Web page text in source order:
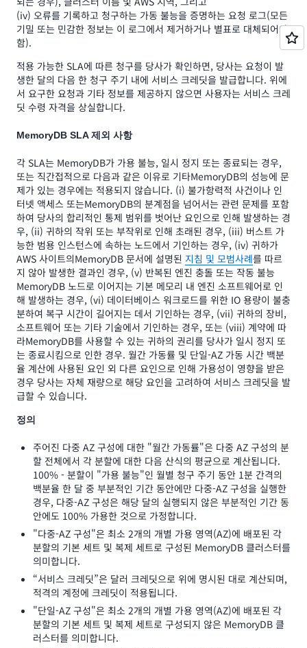
(iv) 오류를 기록하고 청구하는 가동 불능을 증명하는 요청 로그(모든
기밀 또는 민감한 정보는 이 로그에서 제거하거나 별표로 대체되어야
함).
적용 가능한 SLA에 따른 청구를 당사가 확인하면, 당사는 요청이 발
생한 달의 다음 한 청구 주기 내에 서비스 크레딧을 발급합니다. 위에
서 요구한 요청과 기타 정보를 제공하지 않으면 사용자는 서비스 크레
딧 수령 자격을 상실합니다.
MemoryDB SLA 제외 사항
각 SLA는 MemoryDB가 가용 불능, 일시 정지 또는 종료되는 경우,
또는 직간접적으로 다음과 같은 이유로 기타MemoryDB의 성능에 문
제가 있는 경우에는 적용되지 않습니다. (i) 불가항력적 사건이나 인
터넷 액세스 또는MemoryDB의 분계점을 넘어서는 관련 문제를 포함
하여 당사의 합리적인 통제 범위를 벗어난 요인으로 인해 발생하는 경
우, (ii) 귀하의 작위 또는 부작위로 인해 초래된 경우, (iii) 버스트 가
능한 범용 인스턴스에 속하는 노드에서 기인하는 경우, (iv) 귀하가
AWS 사이트의MemoryDB 문서에 설명된 지침 및 모범사례를 따르
지 않아 발생한 결과인 경우, (v) 반복된 엔진 충돌 또는 작동 불능
MemoryDB 노드로 이어지는 기본 메모리 내 엔진 소프트웨어로 인
해 발생하는 경우, (vi) 데이터베이스 워크로드를 위한 IO 용량이 불충
분하여 복구 시간이 길어지는 데서 기인하는 경우, (vii) 귀하의 장비,
소프트웨어 또는 기타 기술에서 기인하는 경우, 또는 (viii) 계약에 따
라MemoryDB를 사용할 수 있는 귀하의 권리를 당사가 일시 정지 또
는 종료시킴으로 인한 경우. 월간 가동률 및 단일-AZ 가동 시간 백분
율 계산에 사용된 요인 외 다른 요인으로 인해 가용성이 영향을 받은
경우 당사는 자체 재량으로 해당 요인을 고려하여 서비스 크레딧을 발
급할 수 있습니다.
정의
주어진 다중 AZ 구성에 대한 "월간 가동률"은 다중 AZ 구성의 분
할 전체에서 각 분할에 대한 다음 산식의 평균으로 계산됩니다.
100% - 분할이 "가용 불능"인 월별 청구 주기 동안 1분 간격의
백분율 한 달 중 부분적인 기간 동안에만 다중-AZ 구성을 실행한
경우, 다중-AZ 구성은 해당 달의 실행되지 않은 부분적인 기간 동
안에도 100% 가용한 것으로 가정합니다.
"다중-AZ 구성"은 최소 2개의 개별 가용 영역(AZ)에 배포된 각
분할의 기본 세트 및 복제 세트로 구성된 MemoryDB 클러스터를
의미합니다.
“서비스 크레딧”은 달러 크레딧으로 위에 명시된 대로 계산되며,
적격의 계정에 크레딧이 적용됩니다.
"단일-AZ 구성"은 최소 2개의 개별 가용 영역(AZ)에 배포된 각
분할의 기본 세트 및 복제 세트로 구성되지 않은 MemoryDB 클
러스터를 의미합니다.